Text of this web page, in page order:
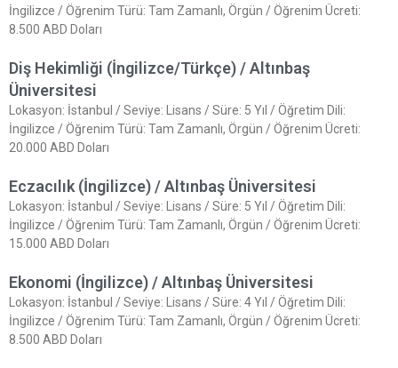
İngilizce / Öğrenim Türü: Tam Zamanlı, Örgün / Öğrenim Ücreti:
8.500 ABD Doları
Diş Hekimliği (İngilizce/Türkçe) / Altınbaş
Üniversitesi
Lokasyon: İstanbul / Seviye: Lisans / Süre: 5 Yıl / Öğretim Dili:
İngilizce / Öğrenim Türü: Tam Zamanlı, Örgün / Öğrenim Ücreti:
20.000 ABD Doları
Eczacılık (İngilizce) / Altınbaş Üniversitesi
Lokasyon: İstanbul / Seviye: Lisans / Süre: 5 Yıl / Öğretim Dili:
İngilizce / Öğrenim Türü: Tam Zamanlı, Örgün / Öğrenim Ücreti:
15.000 ABD Doları
Ekonomi (İngilizce) / Altınbaş Üniversitesi
Lokasyon: İstanbul / Seviye: Lisans / Süre: 4 Yıl / Öğretim Dili:
İngilizce / Öğrenim Türü: Tam Zamanlı, Örgün / Öğrenim Ücreti:
8.500 ABD Doları